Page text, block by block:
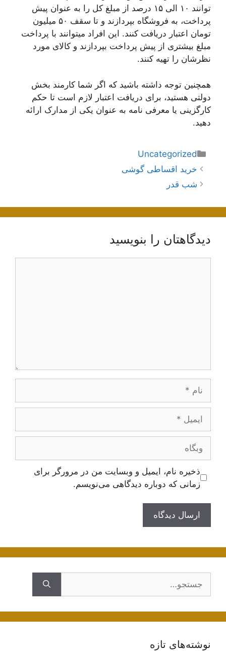
توانند ۱۰ الی ۱۵ درصد از مبلغ کل را به عنوان پیش
پرداخت، به فروشگاه بپردازند و تا سقف ۵۰ میلیون
تومان اعتبار دریافت کنند. این افراد میتوانند با پرداخت
مبلغ بیشتری از پیش پرداخت بپردازند و کالای مورد
نظرشان را تهیه کنند.
همچنین توجه داشته باشید که اگر شما کارمند بخش
دولتی هستید، برای دریافت اعتبار لازم است تا حکم
کارگزینی یا معرفی نامه به عنوان یکی از مدارک ارائه
دهید.
دسته‌ها
Uncategorized
ناوبری
نوشته‌ها
خرید اقساطی گوشی
شب قدر
دیدگاهتان را بنویسید
وبگاه
ذخیره نام، ایمیل و وبسایت من در مرورگر برای
زمانی که دوباره دیدگاهی می‌نویسم.
نوشته‌های تازه